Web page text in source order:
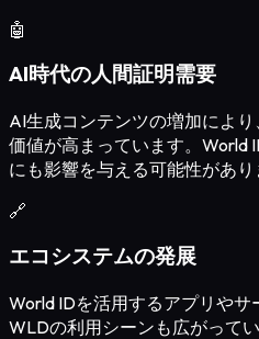
🤖
AI時代の人間証明需要
AI生成コンテンツの増加によ
価値が高まっています。World
にも影響を与える可能性があり
🔗
エコシステムの発展
World IDを活用するアプリやサ
WLDの利用シーンも広がって